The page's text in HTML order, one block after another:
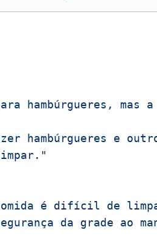
hambúrgueres, mas
hambúrgueres e
é difícil de
da grade ao